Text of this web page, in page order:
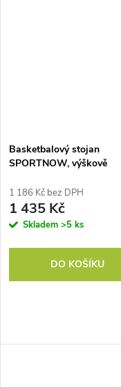
Basketbalový stojan
SPORTNOW, výškově
98-148 cm, černý
1 186 Kč bez DPH
1 435 Kč
Skladem >5 ks
DO KOŠÍKU